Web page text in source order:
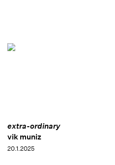
extra-ordinary
vik muniz
20.1.2025